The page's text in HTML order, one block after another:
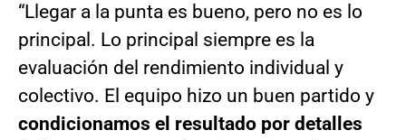
“Llegar a la punta es bueno, pero no es lo
principal. Lo principal siempre es la
evaluación del rendimiento individual y
colectivo. El equipo hizo un buen partido y
condicionamos el resultado por detalles